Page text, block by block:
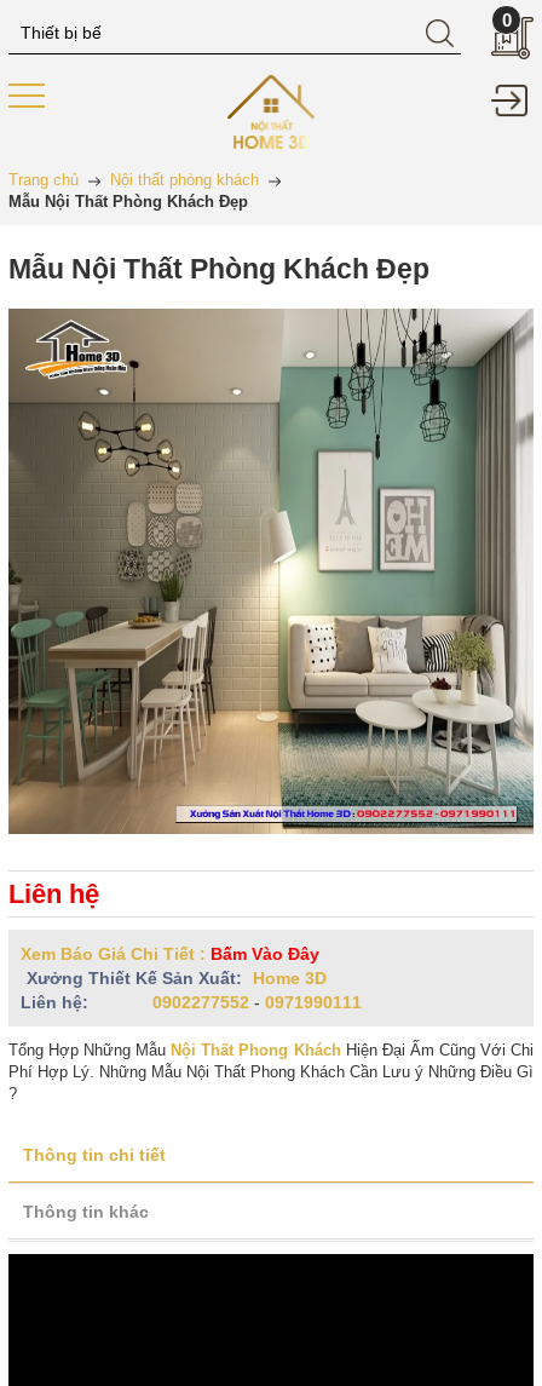
0
Trang chủ
Nội thất phòng khách
Mẫu Nội Thất Phòng Khách Đẹp
Mẫu Nội Thất Phòng Khách Đẹp
Liên hệ
Xem Báo Giá Chi Tiết : Bấm Vào Đây
Xưởng Thiết Kế Sản Xuất:
Home 3D
Liên hệ:
0902277552 - 0971990111
Tổng Hợp Những Mẫu Nội Thất Phong KháchHiện Đại Ấm Cũng Với Chi
Phí Hợp Lý. Những Mẫu Nội Thất Phong Khách Cần Lưu ý Những Điều Gì
?
Thông tin chi tiết
Thông tin khác